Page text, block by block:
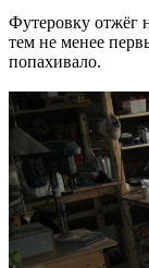
Футеровку отжёг
тем не менее
попахивало.